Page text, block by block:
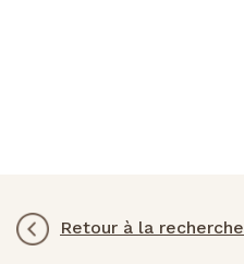
Retour à la recherche